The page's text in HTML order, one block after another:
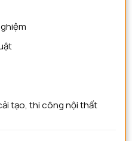
tạo, thi công nội thất